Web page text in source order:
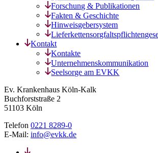
Forschung & Publikationen
Fakten & Geschichte
Hinweisgebersystem
Kontakt
Kontakte
Unternehmenskommunikation
Seelsorge am EVKK
Ev. Krankenhaus Köln-Kalk
Buchforststraße 2
51103 Köln
Telefon 0221 8289-0
E-Mail: info@evkk.de